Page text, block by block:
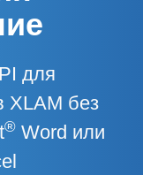
для
XLAM без
®Word или